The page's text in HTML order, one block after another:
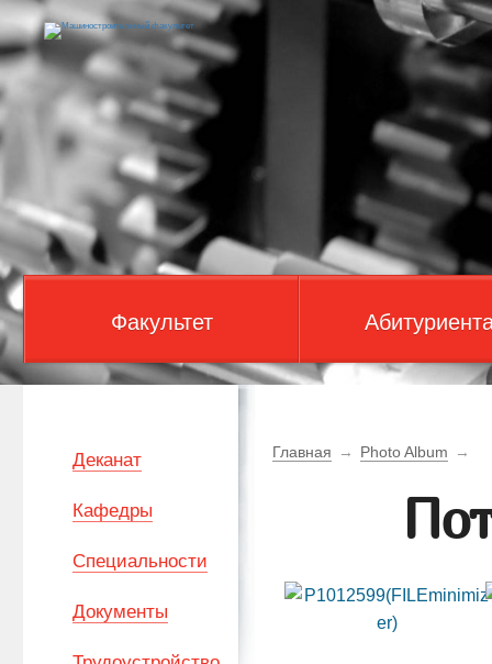
Факультет
Главная → Photo Album →
Деканат
Кафедры
Специальности
Документы